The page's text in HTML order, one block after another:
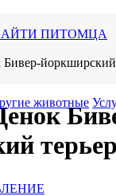
ПИТОМЦА
животные
йоркширский